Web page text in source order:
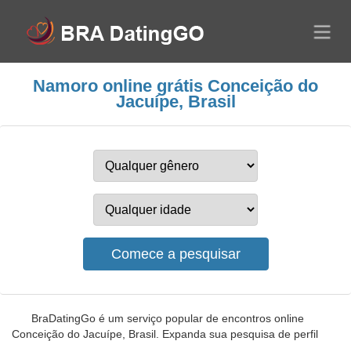
Namoro online grátis Conceição do
Jacuípe, Brasil
BraDatingGo é um serviço popular de encontros online
Conceição do Jacuípe, Brasil. Expanda sua pesquisa de perfil